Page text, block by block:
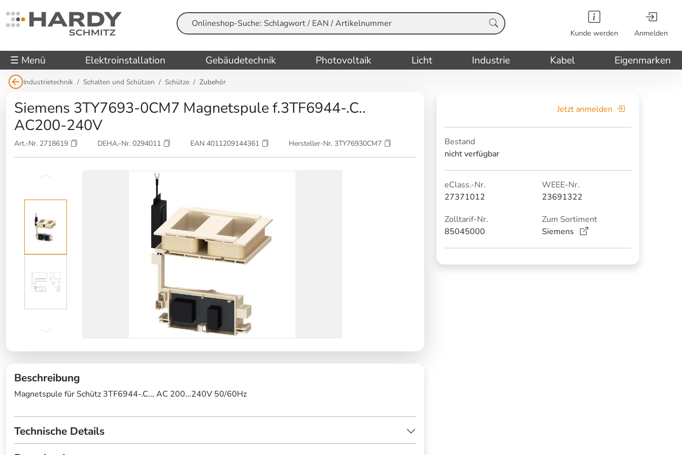
Suche Kunde werden Anmelden
☰ Menü Elektroinstallation Gebäudetechnik Photovoltaik Licht Industrie Kabel Eigenmarken
Industrietechnik Schalten und Schützen Schütze Zubehör
Siemens 3TY7693-0CM7 Magnetspule f.3TF6944-.C..
AC200-240V
Art.-Nr. 2718619 DEHA.-Nr. 0294011 EAN 4011209144361 Hersteller-Nr. 3TY76930CM7
Beschreibung
Magnetspule für Schütz 3TF6944-.C.., AC 200...240V 50/60Hz
Technische Details
Jetzt anmelden
Bestand
nicht verfügbar
eClass.-Nr.
27371012
WEEE-Nr.
23691322
Zolltarif-Nr.
85045000
Zum Sortiment
Siemens